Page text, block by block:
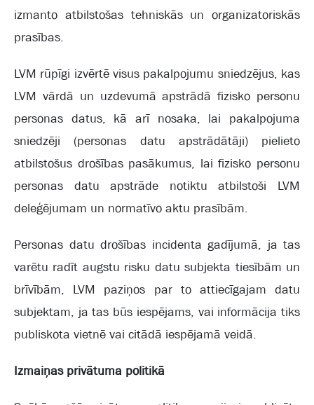
izmanto atbilstošas tehniskās un organizatoriskās
prasības.
LVM rūpīgi izvērtē visus pakalpojumu sniedzējus, kas
LVM vārdā un uzdevumā apstrādā fizisko personu
personas datus, kā arī nosaka, lai pakalpojuma
sniedzēji (personas datu apstrādātāji) pielieto
atbilstošus drošības pasākumus, lai fizisko personu
personas datu apstrāde notiktu atbilstoši LVM
deleģējumam un normatīvo aktu prasībām.
Personas datu drošības incidenta gadījumā, ja tas
varētu radīt augstu risku datu subjekta tiesībām un
brīvībām, LVM paziņos par to attiecīgajam datu
subjektam, ja tas būs iespējams, vai informācija tiks
publiskota vietnē vai citādā iespējamā veidā.
Izmaiņas privātuma politikā